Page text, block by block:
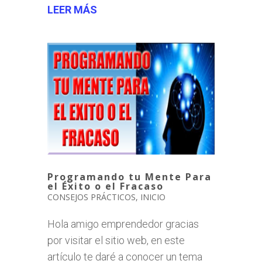
LEER MÁS
Programando tu Mente Para
el Éxito o el Fracaso
CONSEJOS PRÁCTICOS, INICIO
Hola amigo emprendedor gracias
por visitar el sitio web, en este
artículo te daré a conocer un tema